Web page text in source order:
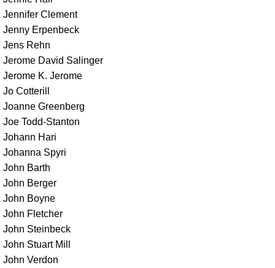
Jennifer Clement
Jenny Erpenbeck
Jens Rehn
Jerome David Salinger
Jerome K. Jerome
Jo Cotterill
Joanne Greenberg
Joe Todd-Stanton
Johann Hari
Johanna Spyri
John Barth
John Berger
John Boyne
John Fletcher
John Steinbeck
John Stuart Mill
John Verdon